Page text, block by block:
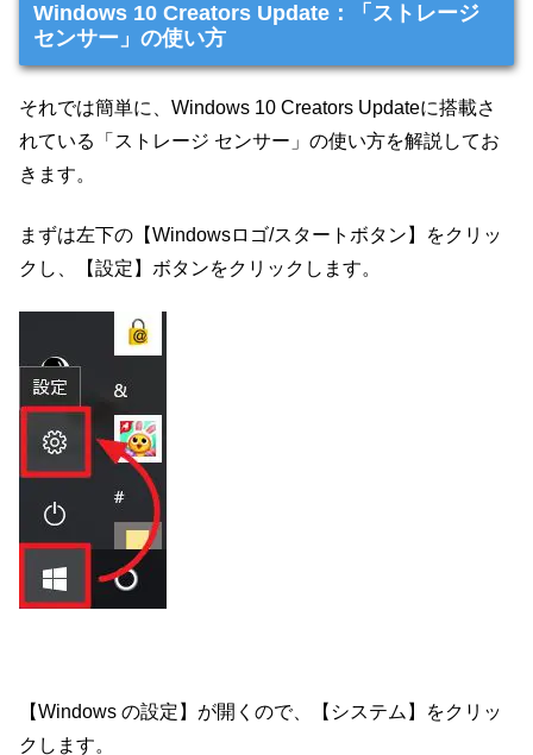
Windows 10 Creators Update：「ストレージ
センサー」の使い方
それでは簡単に、Windows 10 Creators Updateに搭載さ
れている「ストレージ センサー」の使い方を解説してお
きます。
まずは左下の【Windowsロゴ/スタートボタン】をクリッ
クし、【設定】ボタンをクリックします。
【Windows の設定】が開くので、【システム】をクリッ
クします。